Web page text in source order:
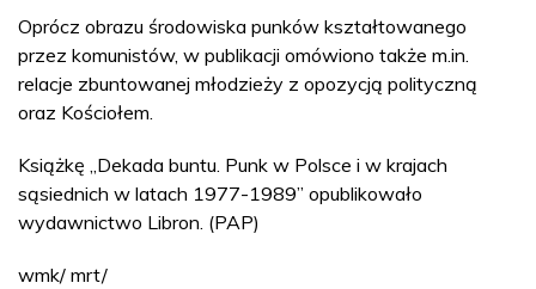
Oprócz obrazu środowiska punków kształtowanego
przez komunistów, w publikacji omówiono także m.in.
relacje zbuntowanej młodzieży z opozycją polityczną
oraz Kościołem.
Książkę „Dekada buntu. Punk w Polsce i w krajach
sąsiednich w latach 1977-1989” opublikowało
wydawnictwo Libron. (PAP)
wmk/ mrt/